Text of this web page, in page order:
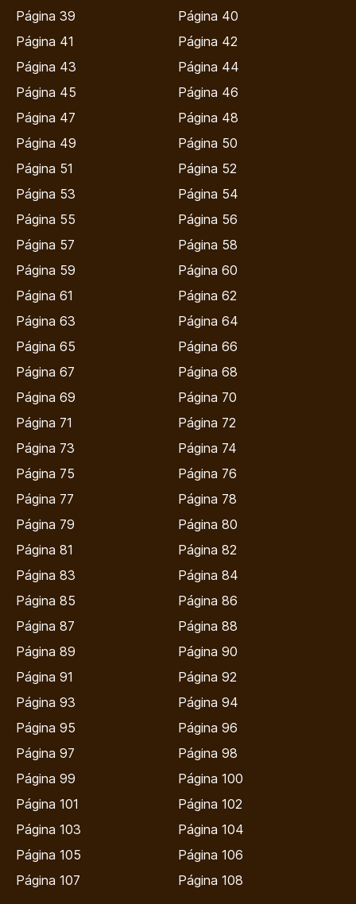
Página 39
Página 40
Página 41
Página 42
Página 43
Página 44
Página 45
Página 46
Página 47
Página 48
Página 49
Página 50
Página 51
Página 52
Página 53
Página 54
Página 55
Página 56
Página 57
Página 58
Página 59
Página 60
Página 61
Página 62
Página 63
Página 64
Página 65
Página 66
Página 67
Página 68
Página 69
Página 70
Página 71
Página 72
Página 73
Página 74
Página 75
Página 76
Página 77
Página 78
Página 79
Página 80
Página 81
Página 82
Página 83
Página 84
Página 85
Página 86
Página 87
Página 88
Página 89
Página 90
Página 91
Página 92
Página 93
Página 94
Página 95
Página 96
Página 97
Página 98
Página 99
Página 100
Página 101
Página 102
Página 103
Página 104
Página 105
Página 106
Página 107
Página 108